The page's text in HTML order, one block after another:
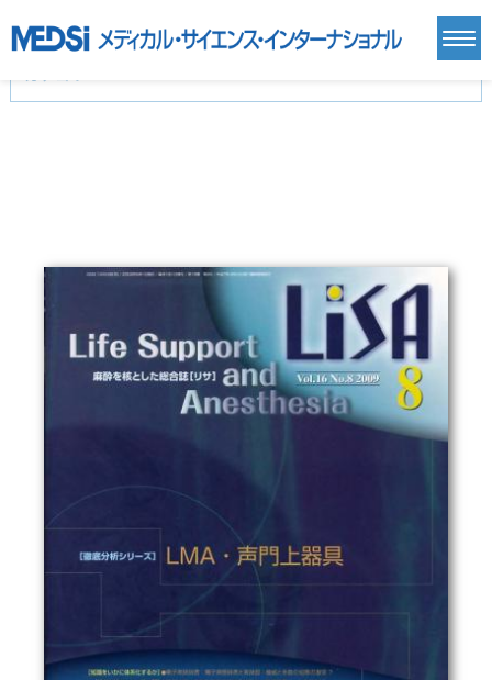
基礎医学(93)
基礎医学関連科学(80)
自然科学(25)
歯科学(3)
栄養学(0)
薬学(7)
保健・体育(1)
衛生・公衆衛生学(14)
医学一般(91) マルチメディア(0)